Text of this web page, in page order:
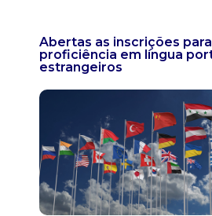
Abertas as inscrições
proficiência em língua
estrangeiros